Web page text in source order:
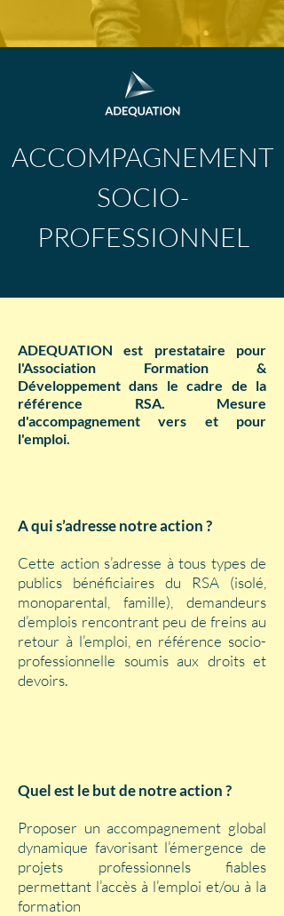
ACCOMPAGNEMENT
SOCIO-
PROFESSIONNEL
ADEQUATION est prestataire pour
l'Association Formation &
Développement dans le cadre de la
référence RSA. Mesure
d'accompagnement vers et pour
l'emploi.
A qui s’adresse notre action ?
Cette action s’adresse à tous types de
publics bénéficiaires du RSA (isolé,
monoparental, famille), demandeurs
d’emplois rencontrant peu de freins au
retour à l’emploi, en référence socio-
professionnelle soumis aux droits et
devoirs.
Quel est le but de notre action ?
Proposer un accompagnement global
dynamique favorisant l’émergence de
projets professionnels fiables
permettant l’accès à l’emploi et/ou à la
formation